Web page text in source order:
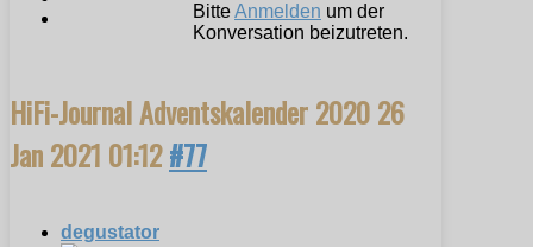
BitteAnmelden um der
Konversation beizutreten.
HiFi-Journal Adventskalender 202026
Jan 2021 01:12#77
degustator